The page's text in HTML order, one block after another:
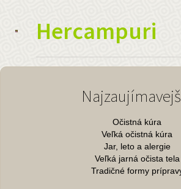
Hercampuri
Očistná kúra
Veľká očistná kúra
Jar, leto a alergie
Veľká jarná očista tela
Tradičné formy